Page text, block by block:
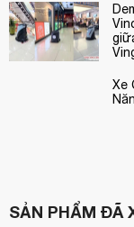
Xe
SẢN PHẨM ĐÃ